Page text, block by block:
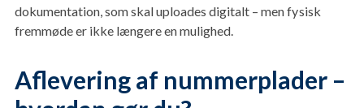
dokumentation, som skal uploades digitalt – men fysisk
fremmøde er ikke længere en mulighed.
Aflevering af nummerplader –